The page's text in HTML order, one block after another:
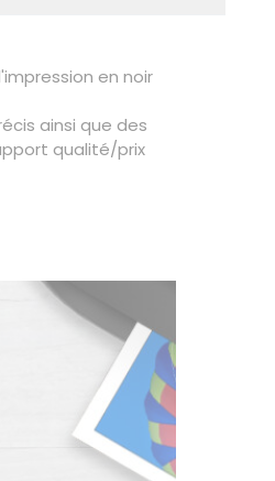
en noir
ainsi que des
qualité/prix